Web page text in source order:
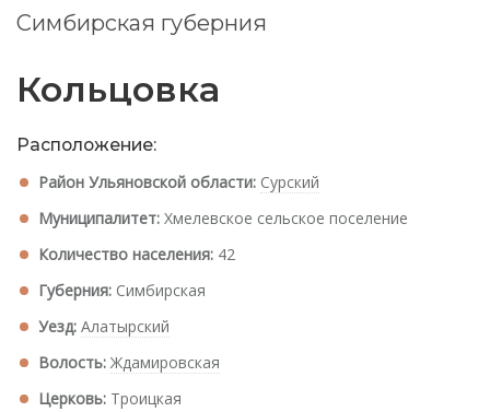
Симбирская губерния
Кольцовка
Расположение:
Район Ульяновской области: Сурский
Муниципалитет: Хмелевское сельское поселение
Количество населения: 42
Губерния: Симбирская
Уезд: Алатырский
Волость: Ждамировская
Церковь: Троицкая